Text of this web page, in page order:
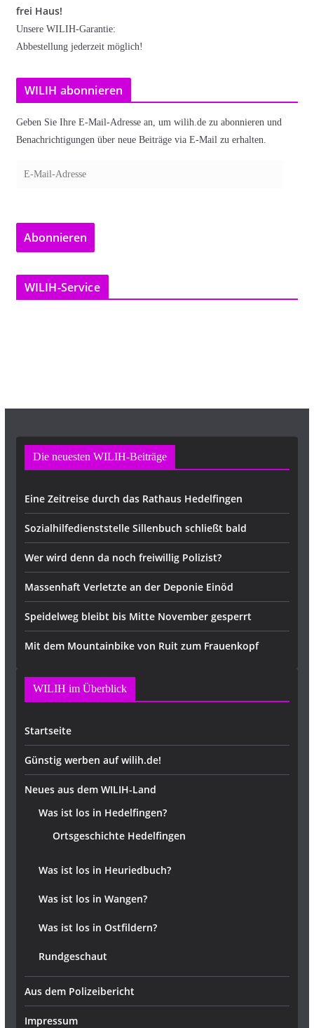
frei Haus!
Unsere WILIH-Garantie:
Abbestellung jederzeit möglich!
WILIH abonnieren
Geben Sie Ihre E-Mail-Adresse an, um wilih.de zu abonnieren und
Benachrichtigungen über neue Beiträge via E-Mail zu erhalten.
a
l
-
Abonnieren
WILIH-Service
Die neuesten WILIH-Beiträge
Eine Zeitreise durch das Rathaus Hedelfingen
Sozialhilfedienststelle Sillenbuch schließt bald
Wer wird denn da noch freiwillig Polizist?
Massenhaft Verletzte an der Deponie Einöd
Speidelweg bleibt bis Mitte November gesperrt
Mit dem Mountainbike von Ruit zum Frauenkopf
WILIH im Überblick
Startseite
Günstig werben auf wilih.de!
Neues aus dem WILIH-Land
Was ist los in Hedelfingen?
Ortsgeschichte Hedelfingen
Was ist los in Heuriedbuch?
Was ist los in Wangen?
Was ist los in Ostfildern?
Rundgeschaut
Aus dem Polizeibericht
Impressum